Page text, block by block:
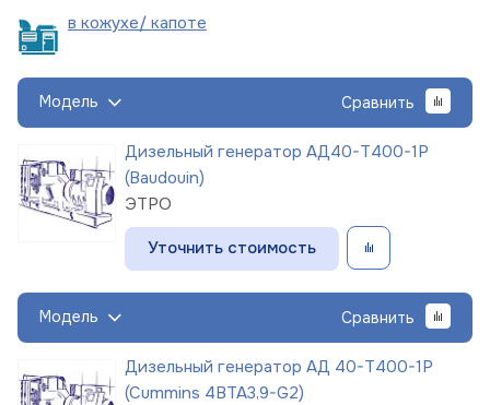
в кожухе/ капоте
Модель Сравнить
Дизельный генератор АД40-Т400-1Р
(Baudouin)
ЭТРО
Уточнить стоимость
Модель Сравнить
Дизельный генератор АД 40-Т400-1Р
(Cummins 4BTA3,9-G2)